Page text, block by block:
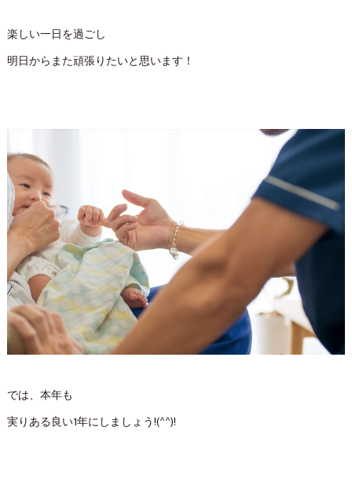
楽しい一日を過ごし
明日からまた頑張りたいと思います！
では、本年も
実りある良い1年にしましょう!(^^)!